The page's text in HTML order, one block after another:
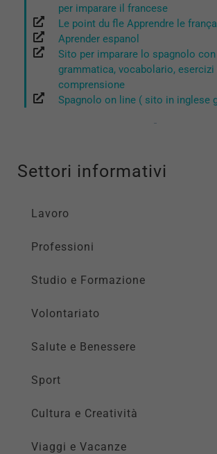
per imparare il francese
Le point du fle Apprendre le
Aprender espanol
Sito per imparare lo spagnolo
grammatica, vocabolario, esercizi
comprensione
Spagnolo on line ( sito in inglese
Settori informativi
Lavoro
Professioni
Studio e Formazione
Volontariato
Salute e Benessere
Sport
Cultura e Creatività
Viaggi e Vacanze